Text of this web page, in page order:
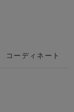
コーディネート